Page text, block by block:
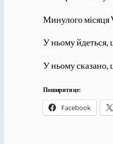
Минулого місяця
У ньому йдеться,
У ньому сказано,
Поширити це:
Facebook